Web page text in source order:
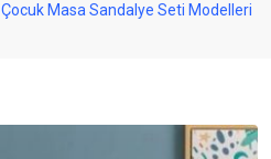
Çocuk Masa Sandalye Seti Modelleri